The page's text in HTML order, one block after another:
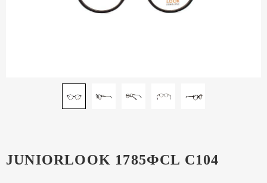
JUNIORLOOK 1785ФCL C104